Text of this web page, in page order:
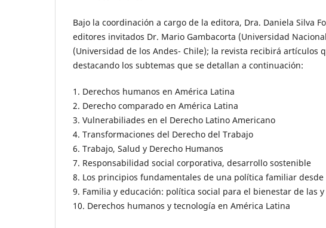
Bajo la coordinación a cargo de la editora, Dra. Daniela Silva
editores invitados Dr. Mario Gambacorta (Universidad
(Universidad de los Andes- Chile); la revista recibirá
destacando los subtemas que se detallan a continuación:
1. Derechos humanos en América Latina
2. Derecho comparado en América Latina
3. Vulnerabiliades en el Derecho Latino Americano
4. Transformaciones del Derecho del Trabajo
6. Trabajo, Salud y Derecho Humanos
7. Responsabilidad social corporativa, desarrollo sostenible
8. Los principios fundamentales de una política familiar
9. Familia y educación: política social para el bienestar de las
10. Derechos humanos y tecnología en América Latina